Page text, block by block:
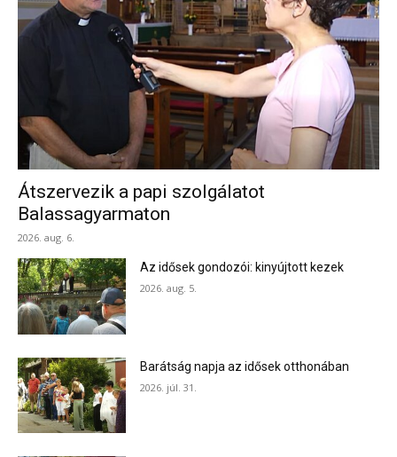
Átszervezik a papi szolgálatot
Balassagyarmaton
2026. aug. 6.
Az idősek gondozói: kinyújtott kezek
2026. aug. 5.
Barátság napja az idősek otthonában
2026. júl. 31.